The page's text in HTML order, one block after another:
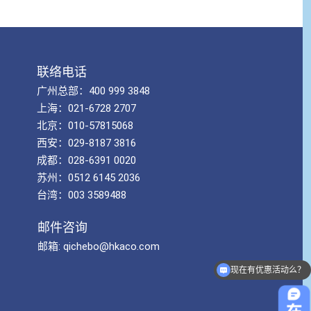
联络电话
广州总部：400 999 3848
上海：021-6728 2707
北京：010-57815068
西安：029-8187 3816
成都：028-6391 0020
苏州：0512 6145 2036
台湾：003 3589488
邮件咨询
邮箱: qichebo@hkaco.com
现在有优惠活动么？